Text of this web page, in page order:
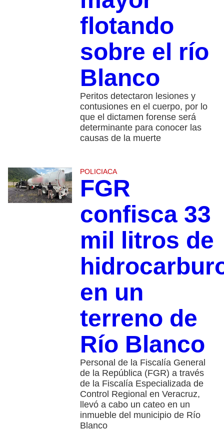
flotando
sobre el río
Blanco
Peritos detectaron lesiones y
contusiones en el cuerpo, por lo
que el dictamen forense será
determinante para conocer las
causas de la muerte
POLICIACA
FGR
confisca 33
mil litros de
en un
terreno de
Río Blanco
Personal de la Fiscalía General
de la República (FGR) a través
de la Fiscalía Especializada de
Control Regional en Veracruz,
llevó a cabo un cateo en un
inmueble del municipio de Río
Blanco